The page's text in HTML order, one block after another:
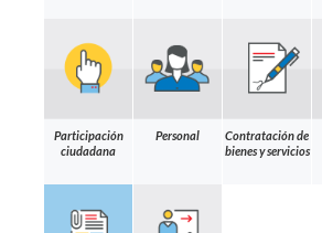
Participación
ciudadana
Personal
Contratación de
bienes y servicios